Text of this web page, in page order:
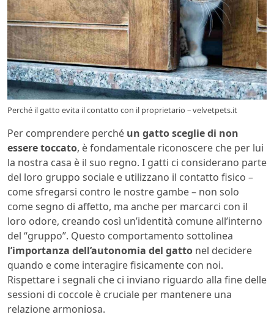
Perché il gatto evita il contatto con il proprietario – velvetpets.it
Per comprendere perché un gatto sceglie di non
essere toccato, è fondamentale riconoscere che per lui
la nostra casa è il suo regno. I gatti ci considerano parte
del loro gruppo sociale e utilizzano il contatto fisico –
come sfregarsi contro le nostre gambe – non solo
come segno di affetto, ma anche per marcarci con il
loro odore, creando così un’identità comune all’interno
del “gruppo”. Questo comportamento sottolinea
l’importanza dell’autonomia del gatto nel decidere
quando e come interagire fisicamente con noi.
Rispettare i segnali che ci inviano riguardo alla fine delle
sessioni di coccole è cruciale per mantenere una
relazione armoniosa.